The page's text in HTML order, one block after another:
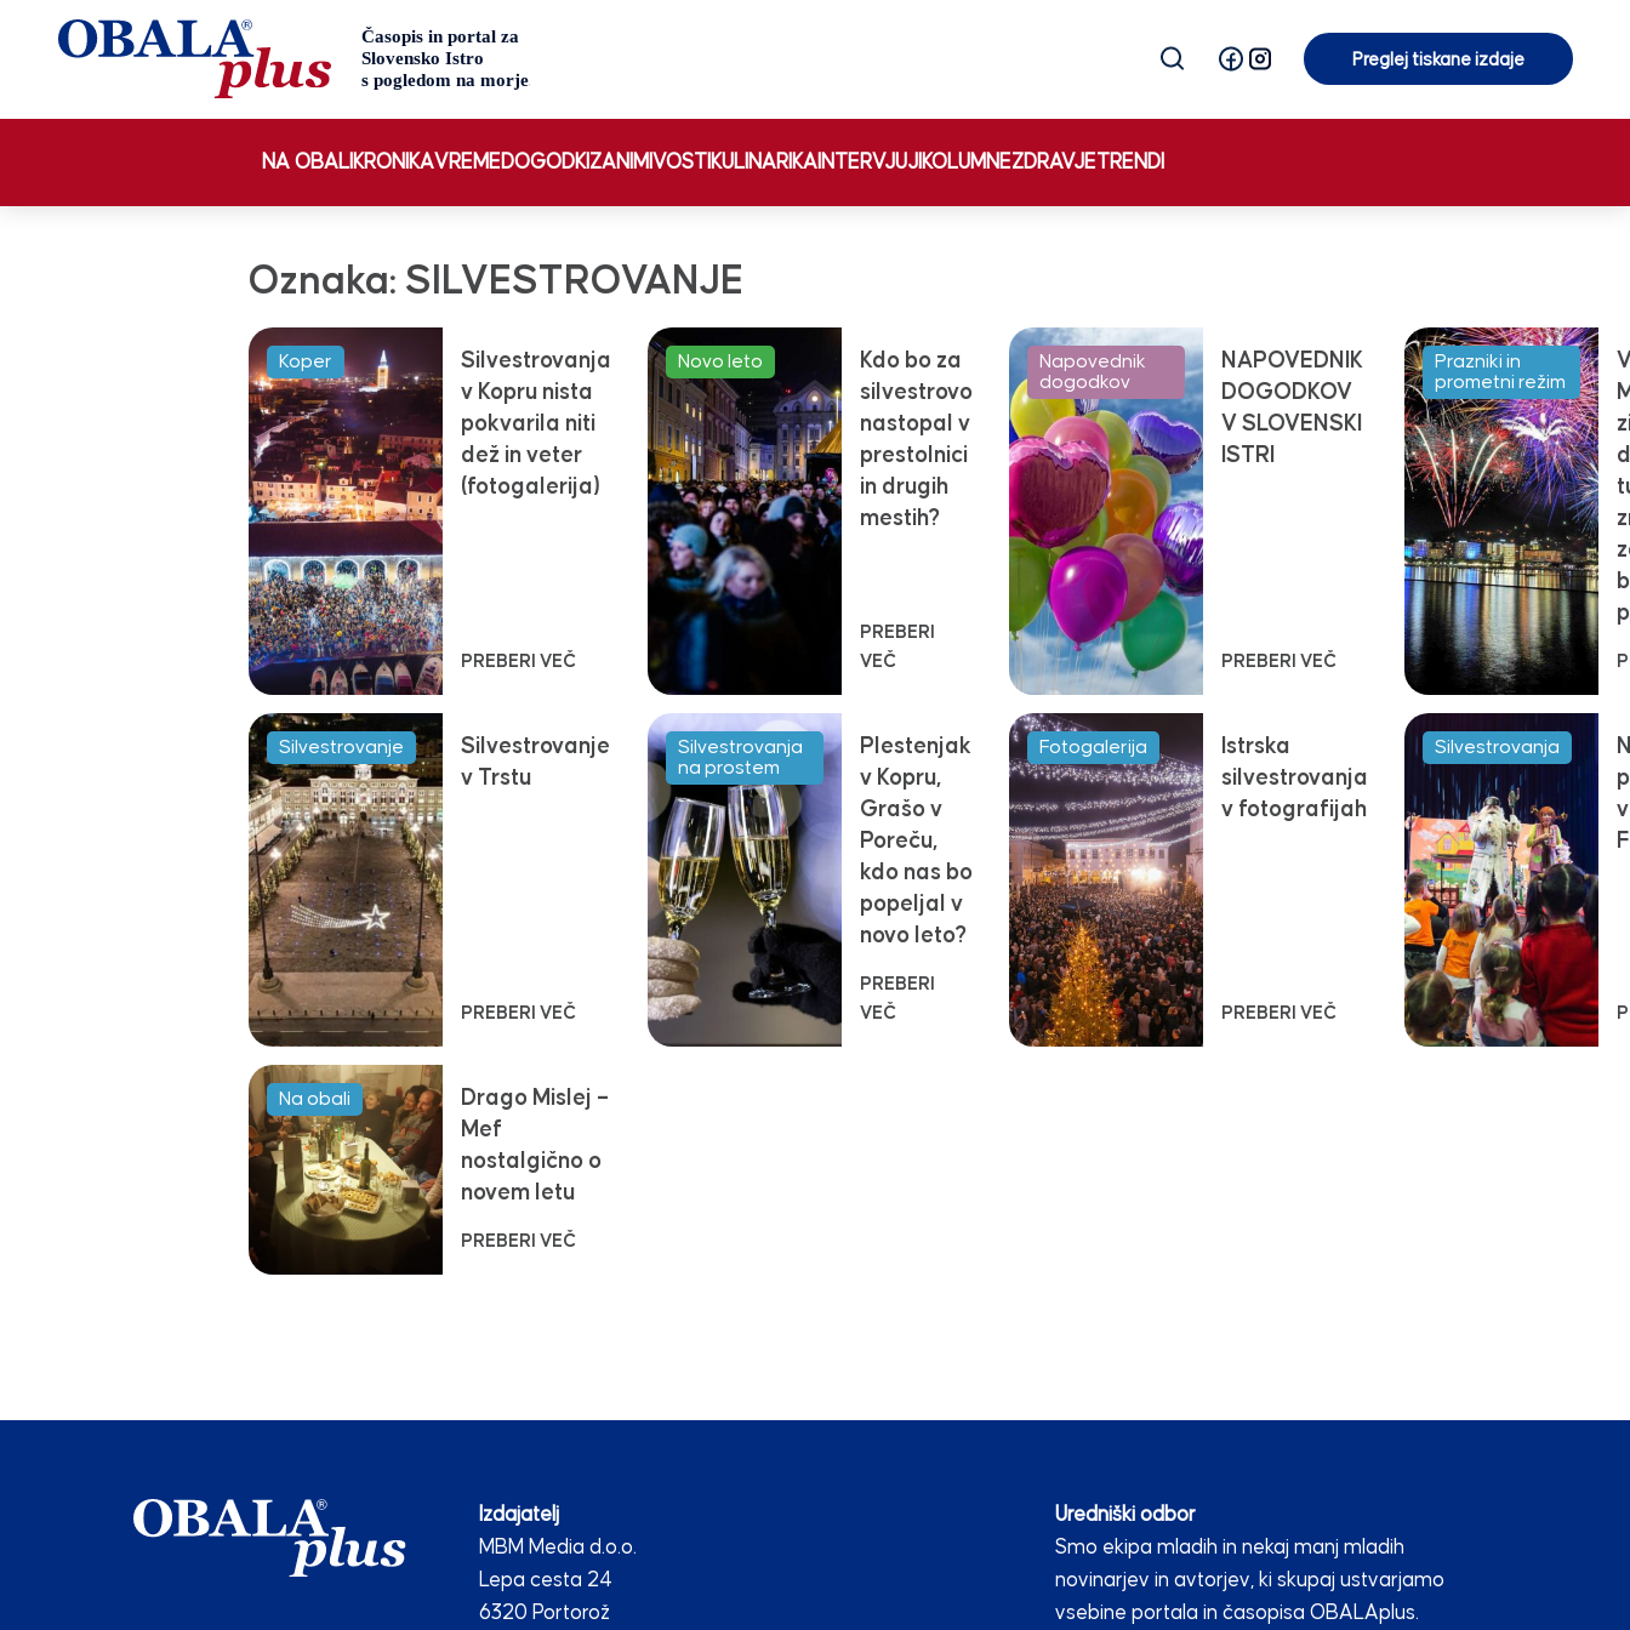
Preglej tiskane izdaje
NA OBALI KRONIKAVREMEDOGODKIZANIMIVOSTI KULINARIKA INTERVJUJI KOLUMNEZDRAVJETRENDI
Oznaka: SILVESTROVANJE
Koper
Silvestrovanja
v Kopru nista
pokvarila niti
dež in veter
(fotogalerija)
PREBERI VEČ
Novo leto
Kdo bo za
silvestrovo
nastopal v
prestolnici
in drugih
mestih?
PREBERI
VEČ
Napovednik
dogodkov
NAPOVEDNIK
DOGODKOV
V SLOVENSKI
ISTRI
PREBERI VEČ
Prazniki in
prometni režim
Silvestrovanje
Silvestrovanje
v Trstu
PREBERI VEČ
Silvestrovanja
na prostem
Plestenjak
v Kopru,
Grašo v
Poreču,
kdo nas bo
popeljal v
novo leto?
PREBERI
VEČ
Fotogalerija
Istrska
silvestrovanja
v fotografijah
PREBERI VEČ
Silvestrovanja
Na obali
Drago Mislej –
Mef
nostalgično o
novem letu
PREBERI VEČ
Izdajatelj
MBM Media d.o.o.
Lepa cesta 24
6320 Portorož
Uredniški odbor
Smo ekipa mladih in nekaj manj mladih
novinarjev in avtorjev, ki skupaj ustvarjamo
vsebine portala in časopisa OBALAplus.